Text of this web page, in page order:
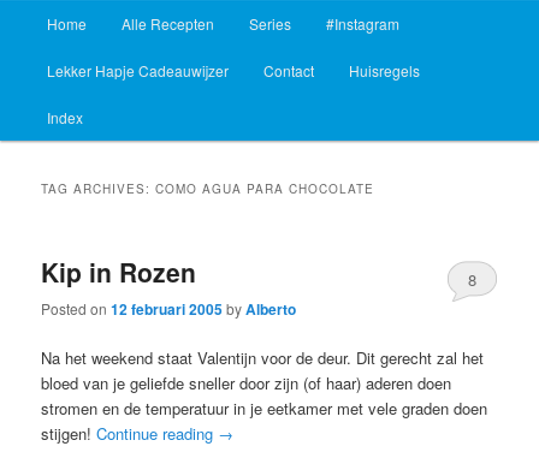
Skip
to
primary
content
Skip
to
secondary
content
Home Alle Recepten Series #Instagram
Lekker Hapje Cadeauwijzer Contact Huisregels
Index
TAG ARCHIVES:COMO AGUA PARA CHOCOLATE
Kip in Rozen
Posted on12 februari 2005byAlberto
8
Na het weekend staat Valentijn voor de deur. Dit gerecht zal het
bloed van je geliefde sneller door zijn (of haar) aderen doen
stromen en de temperatuur in je eetkamer met vele graden doen
stijgen!Continue reading →